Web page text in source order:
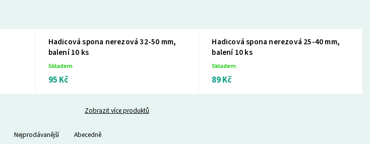
Hadicová spona nerezová 32-50 mm,
balení 10 ks
Skladem
95 Kč
Hadicová spona nerezová 25-40 mm,
balení 10 ks
Skladem
89 Kč
Zobrazit více produktů
Nejprodávanější Abecedně